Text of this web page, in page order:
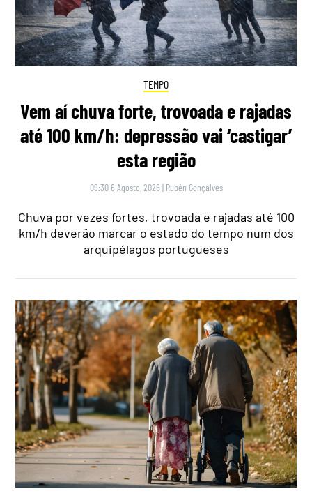
TEMPO
Vem aí chuva forte, trovoada e rajadas
até 100 km/h: depressão vai ‘castigar’
esta região
09:30 6 Agosto, 2026 | Rubén Gonçalves
Chuva por vezes fortes, trovoada e rajadas até 100
km/h deverão marcar o estado do tempo num dos
arquipélagos portugueses